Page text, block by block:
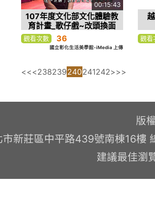
00:15:43
107年度文化部文化體驗教
育計畫_歌仔戲~改頭換面
觀看次數 36
國立彰化生活美學館-iMedia 上傳
觀看
<<<238239240241242>>>
版
市新莊區中平路439號南棟16
建議最佳瀏